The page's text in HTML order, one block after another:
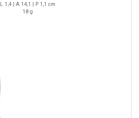
L 1,4 | A 14,1 | P 1,1 cm
18 g